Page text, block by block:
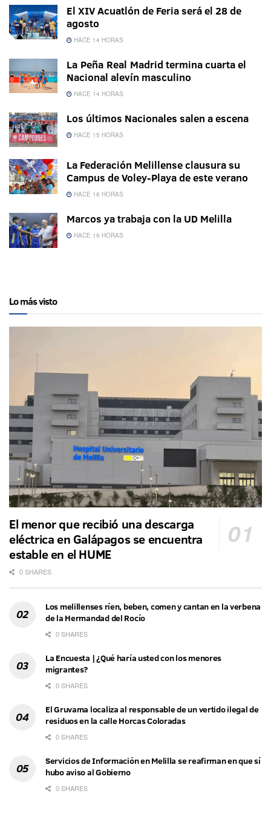
El XIV Acuatlón de Feria será el 28 de
agosto
HACE 14 HORAS
La Peña Real Madrid termina cuarta el
Nacional alevín masculino
HACE 14 HORAS
Los últimos Nacionales salen a escena
HACE 15 HORAS
La Federación Melillense clausura su
Campus de Voley-Playa de este verano
HACE 16 HORAS
Marcos ya trabaja con la UD Melilla
HACE 16 HORAS
Lo más visto
El menor que recibió una descarga
eléctrica en Galápagos se encuentra
estable en el HUME
0 SHARES
Los melillenses ríen, beben, comen y cantan en la verbena
de la Hermandad del Rocío
0 SHARES
La Encuesta | ¿Qué haría usted con los menores
migrantes?
0 SHARES
El Gruvama localiza al responsable de un vertido ilegal de
residuos en la calle Horcas Coloradas
0 SHARES
Servicios de Información en Melilla se reafirman en que sí
hubo aviso al Gobierno
0 SHARES